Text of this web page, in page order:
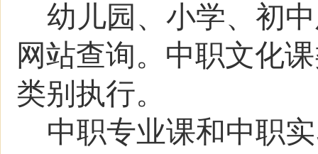
幼儿园、小学、初
网站查询。中职文化
类别执行。
中职专业课和中职